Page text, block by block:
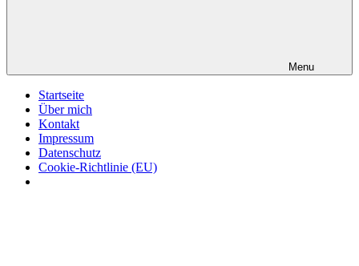
Menu
Startseite
Über mich
Kontakt
Impressum
Datenschutz
Cookie-Richtlinie (EU)